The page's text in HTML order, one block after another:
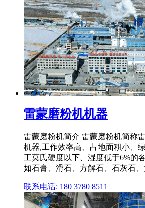
雷蒙磨粉机机器
雷蒙磨粉机简介 雷蒙磨粉机简称
机器,工作效率高、占地面积小、
工莫氏硬度以下、湿度低于6%的
如石膏、滑石、方解石、石灰石
联系电话: 180 3780 8511